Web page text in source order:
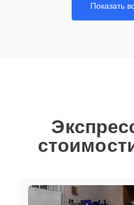
Показать